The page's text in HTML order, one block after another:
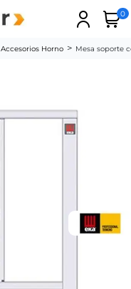
0
Accesorios Horno Mesa soporte